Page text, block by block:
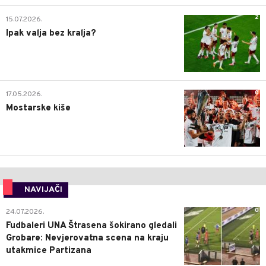
2
15.07.2026.
Ipak valja bez kralja?
0
17.05.2026.
Mostarske kiše
NAVIJAČI
0
24.07.2026.
Fudbaleri UNA Štrasena šokirano gledali
Grobare: Nevjerovatna scena na kraju
utakmice Partizana